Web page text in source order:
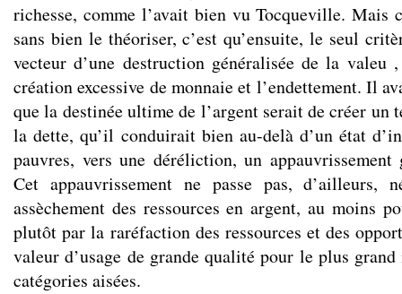
richesse, comme l’avait bien vu Tocqueville. Mais
sans bien le théoriser, c’est qu’ensuite, le seul
vecteur d’une destruction généralisée de la
création excessive de monnaie et l’endettement. Il
que la destinée ultime de l’argent serait de créer un
la dette, qu’il conduirait bien au-delà d’un état
pauvres, vers une déréliction, un
Cet appauvrissement ne passe pas, d’ailleurs,
assèchement des ressources en argent, au moins
plutôt par la raréfaction des ressources et des
valeur d’usage de grande qualité pour le plus
catégories aisées.